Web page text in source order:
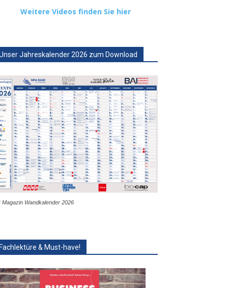
Weitere Videos finden Sie hier
Jahreskalender 2026 zum Download
Magazin Wandkalender 2026
& Must-have!